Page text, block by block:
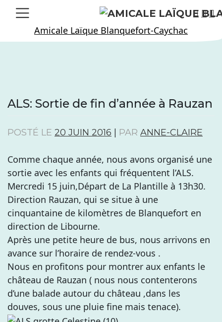
Skip
Amicale Laïque Blanquefort-Caychac
ALS: Sortie de fin d’année à Rauzan
POSTÉ LE 20 JUIN 2016 PAR ANNE-CLAIRE
Comme chaque année, nous avons organisé une
sortie avec les enfants qui fréquentent l’ALS.
Mercredi 15 juin,Départ de La Plantille à 13h30.
Direction Rauzan, qui se situe à une
cinquantaine de kilomètres de Blanquefort en
direction de Libourne.
Après une petite heure de bus, nous arrivons en
avance sur l’horaire de rendez-vous .
Nous en profitons pour montrer aux enfants le
château de Rauzan ( nous nous contenterons
d’une balade autour du château ,dans les
douves, sous une pluie fine mais tenace).